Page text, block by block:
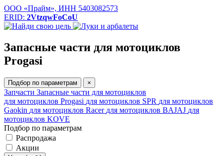
ООО «Прайм», ИНН 5403082573
ERID: 2VtzqwFoCoU
Запасные части для мотоциклов
Progasi
Подбор по параметрам ×
Запчасти Запасные части для мотоциклов
для мотоциклов Progasi для мотоциклов SPR для мотоциклов
Gaokin для мотоциклов Racer для мотоциклов BAJAJ для
мотоциклов KOVE
Подбор по параметрам
Распродажа
Акции